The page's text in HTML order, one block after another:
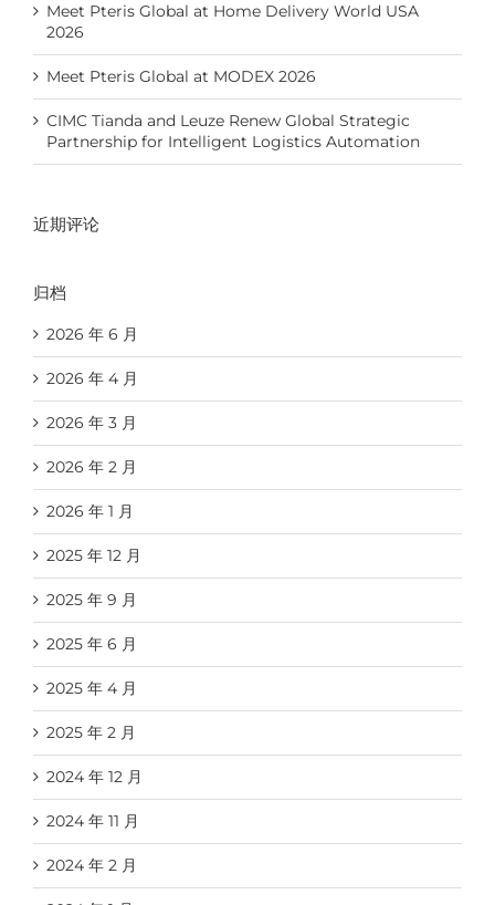
Meet Pteris Global at Home Delivery World USA
2026
Meet Pteris Global at MODEX 2026
CIMC Tianda and Leuze Renew Global Strategic
Partnership for Intelligent Logistics Automation
近期评论
归档
2026 年 6 月
2026 年 4 月
2026 年 3 月
2026 年 2 月
2026 年 1 月
2025 年 12 月
2025 年 9 月
2025 年 6 月
2025 年 4 月
2025 年 2 月
2024 年 12 月
2024 年 11 月
2024 年 2 月